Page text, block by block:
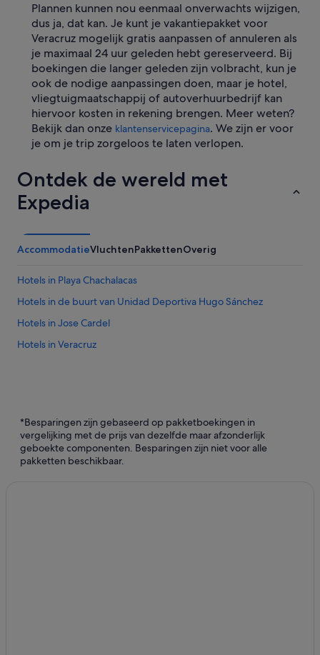
Plannen kunnen nou eenmaal onverwachts wijzigen,
dus ja, dat kan. Je kunt je vakantiepakket voor
Veracruz mogelijk gratis aanpassen of annuleren als
je maximaal 24 uur geleden hebt gereserveerd. Bij
boekingen die langer geleden zijn volbracht, kun je
ook de nodige aanpassingen doen, maar je hotel,
vliegtuigmaatschappij of autoverhuurbedrijf kan
hiervoor kosten in rekening brengen. Meer weten?
Bekijk dan onze klantenservicepagina. We zijn er voor
je om je trip zorgeloos te laten verlopen.
Ontdek de wereld met
Expedia
AccommodatieVluchtenPakkettenOverig
Hotels in Playa Chachalacas
Hotels in de buurt van Unidad Deportiva Hugo Sánchez
Hotels in Jose Cardel
Hotels in Veracruz
*Besparingen zijn gebaseerd op pakketboekingen in
vergelijking met de prijs van dezelfde maar afzonderlijk
geboekte componenten. Besparingen zijn niet voor alle
pakketten beschikbaar.